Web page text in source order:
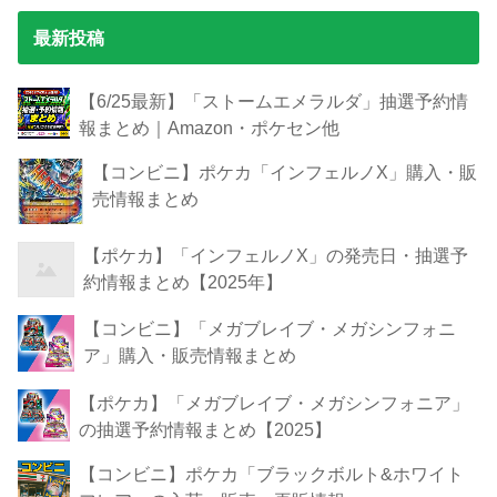
最新投稿
【6/25最新】「ストームエメラルダ」抽選予約情
報まとめ｜Amazon・ポケセン他
【コンビニ】ポケカ「インフェルノX」購入・販
売情報まとめ
【ポケカ】「インフェルノX」の発売日・抽選予
約情報まとめ【2025年】
【コンビニ】「メガブレイブ・メガシンフォニ
ア」購入・販売情報まとめ
【ポケカ】「メガブレイブ・メガシンフォニア」
の抽選予約情報まとめ【2025】
【コンビニ】ポケカ「ブラックボルト&ホワイト